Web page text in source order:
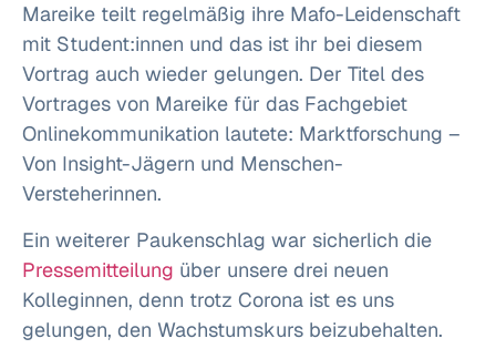
Mareike teilt regelmäßig ihre Mafo-Leidenschaft
mit Student:innen und das ist ihr bei diesem
Vortrag auch wieder gelungen. Der Titel des
Vortrages von Mareike für das Fachgebiet
Onlinekommunikation lautete: Marktforschung –
Von Insight-Jägern und Menschen-
Versteherinnen.
Ein weiterer Paukenschlag war sicherlich die
Pressemitteilung über unsere drei neuen
Kolleginnen, denn trotz Corona ist es uns
gelungen, den Wachstumskurs beizubehalten.